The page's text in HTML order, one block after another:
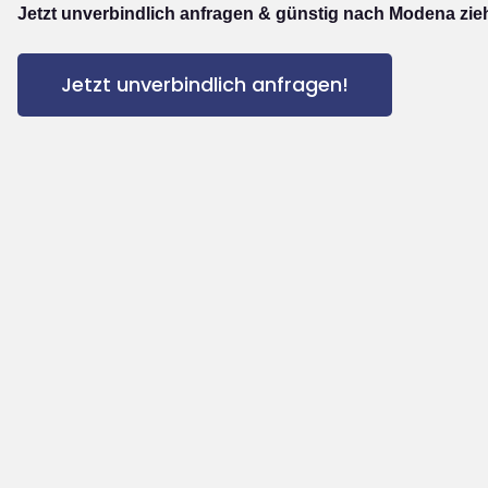
Jetzt unverbindlich anfragen & günstig nach Modena
Jetzt unverbindlich anfragen!